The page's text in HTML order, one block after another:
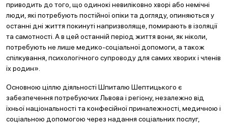
приводить до того, що одинокі невиліковно хворі або немічні
люди, які потребують постійної опіки та догляду, опиняються у
останні дні життя покинуті напризволяще, помирають в ізоляції
та самотності. А в цей останній період життя вони, як ніколи,
потребують не лише медико-соціальної допомоги, а також
спілкування, психологічного супроводу для самих хворих і членів
їх родин».
Основною ціллю діяльності Шпиталю Шептицького є
забезпечення потребуючих Львова і регіону, незалежно від
їхньої національності та конфесійної приналежності, медичною і
соціальною допомогою через надання соціальних послуг,